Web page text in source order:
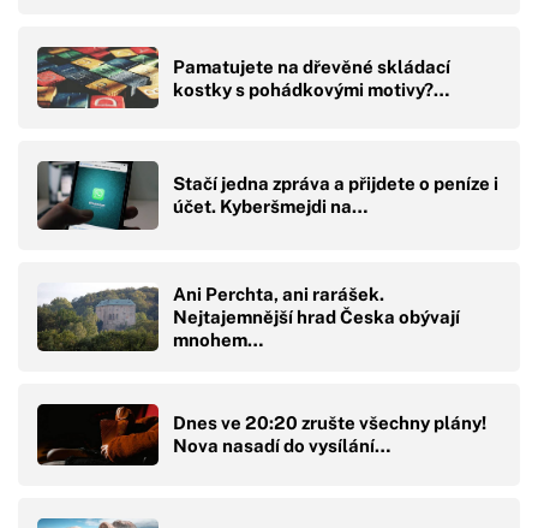
Pamatujete na dřevěné skládací
kostky s pohádkovými motivy?…
Stačí jedna zpráva a přijdete o peníze i
účet. Kyberšmejdi na…
Ani Perchta, ani rarášek.
Nejtajemnější hrad Česka obývají
mnohem…
Dnes ve 20:20 zrušte všechny plány!
Nova nasadí do vysílání…